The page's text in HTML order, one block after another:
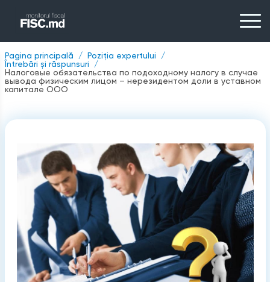
Pagina principală
Poziția expertului
Întrebări și răspunsuri
Налоговые обязательства по подоходному налогу в случае
вывода физическим лицом – нерезидентом доли в уставном
капитале ООО